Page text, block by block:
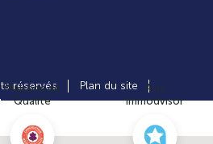
Maisons de
Qualité
Avis
Immodvisor
réservés
Plan du site
Politiques de Confidentialités
Parrainer un ami